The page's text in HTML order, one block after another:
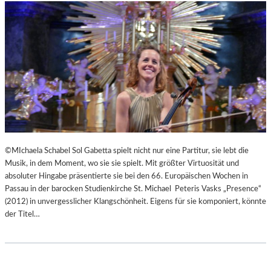
©MIchaela Schabel Sol Gabetta spielt nicht nur eine Partitur, sie lebt die
Musik, in dem Moment, wo sie sie spielt. Mit größter Virtuosität und
absoluter Hingabe präsentierte sie bei den 66. Europäischen Wochen in
Passau in der barocken Studienkirche St. Michael Peteris Vasks „Presence“
(2012) in unvergesslicher Klangschönheit. Eigens für sie komponiert, könnte
der Titel…